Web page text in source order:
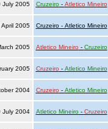
July 2005 Cruzeiro- Atletico Mineiro
April 2005 Cruzeiro - Atletico Mineiro
2005 Atletico Mineiro - Cruzeiro
2005 Cruzeiro - Atletico Mineiro
2004 Cruzeiro - Atletico Mineiro
July 2004 Atletico Mineiro- Cruzeiro